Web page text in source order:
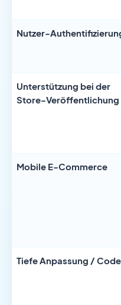
Nutzer-
Unterstützung bei der
Store-Veröffentlichung
Mobile E-Commerce
Tiefe Anpassung / Code